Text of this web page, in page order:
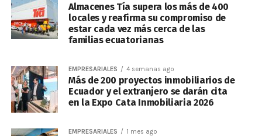
Almacenes Tía supera los más de 400
locales y reafirma su compromiso de
estar cada vez más cerca de las
familias ecuatorianas
EMPRESARIALES 4 semanas ago
Más de 200 proyectos inmobiliarios de
Ecuador y el extranjero se darán cita
en la Expo Cata Inmobiliaria 2026
EMPRESARIALES 1 mes ago